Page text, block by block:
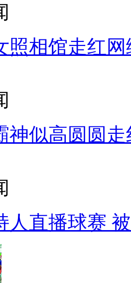
照相馆走红网
神似高圆圆走
人直播球赛